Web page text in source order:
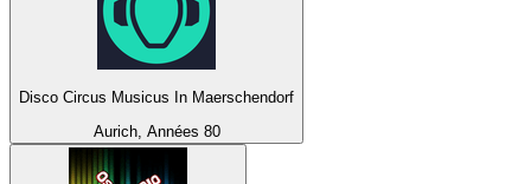
Disco Circus Musicus In Maerschendorf
Aurich, Années 80